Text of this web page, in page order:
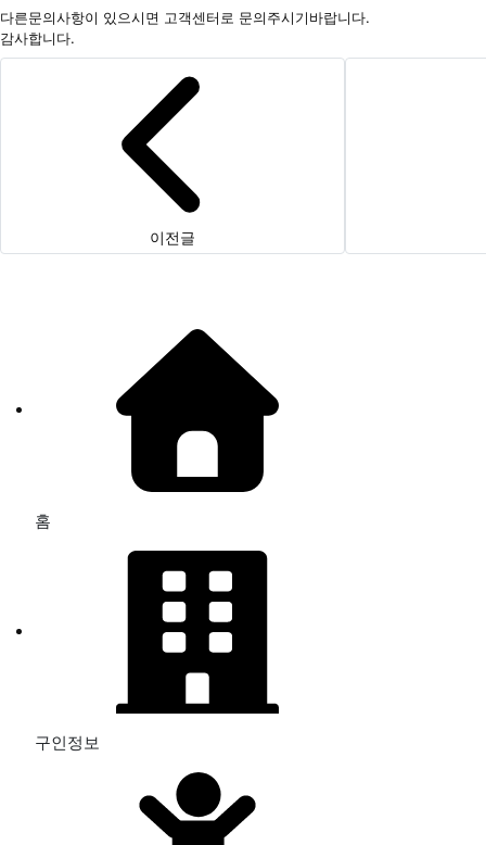
다른문의사항이 있으시면 고객센터로 문의주시기바랍니다.
감사합니다.
이전글
홈
구인정보